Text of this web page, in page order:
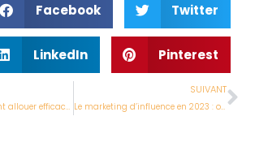
Facebook Twitter
LinkedIn Pinterest
SUIVANT
Le marketing d’influence en 2023 : opportunités, pièges et meilleures pratiques